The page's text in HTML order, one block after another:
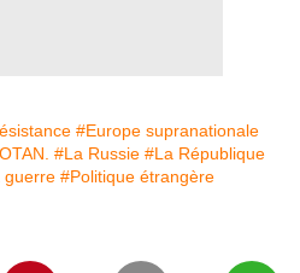
#Europe supranationale
#La Russie #La République
guerre #Politique étrangère